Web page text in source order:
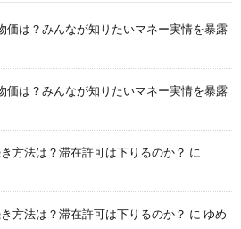
価は？みんなが知りたいマネー実情を暴露
価は？みんなが知りたいマネー実情を暴露
方法は？滞在許可は下りるのか？ に
方法は？滞在許可は下りるのか？ に ゆめ